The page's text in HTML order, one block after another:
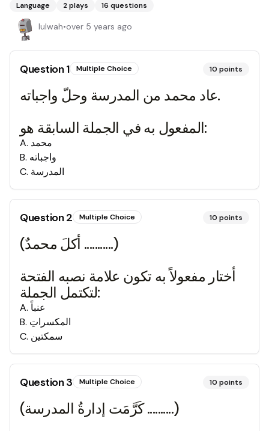
Language 2plays 16 questions
lulwah•over 5 years ago
Question1 Multiple Choice 10 points
عاد محمد من المدرسة وحلّ واجباته.
المفعول به في الجملة السابقة هو:
A. محمد
B. واجباته
C. المدرسة
Question2 Multiple Choice 10 points
(أكلَ محمدٌ ...........)
أختار مفعولاً به تكون علامة نصبه الفتحة
لتكتمل الجملة:
A. عنباً
B. المكسراتِ
C. سمكتين
Question3 Multiple Choice 10 points
(كَرَّمَت إدارةُ المدرسة ..........)